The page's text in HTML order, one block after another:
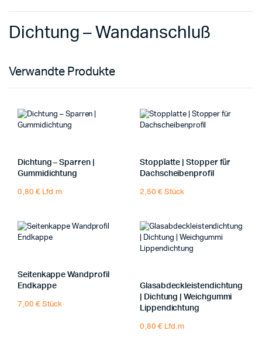
Dichtung – Wandanschluß
Verwandte Produkte
Dichtung – Sparren |
Gummidichtung
0,80 € Lfd.m
Stopplatte | Stopper für
Dachscheibenprofil
2,50 € Stück
Seitenkappe Wandprofil
Endkappe
7,00 € Stück
Glasabdeckleistendichtung
| Dichtung | Weichgummi
Lippendichtung
0,80 € Lfd.m